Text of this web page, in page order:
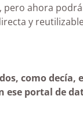
pero ahora
y
como decía,
ese portal de